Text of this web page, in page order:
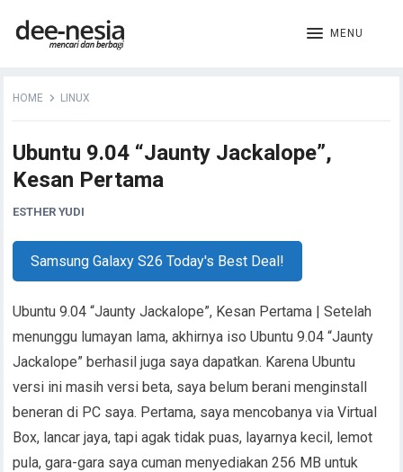
MENU
HOME LINUX
Ubuntu 9.04 “Jaunty Jackalope”,
Kesan Pertama
ESTHER YUDI
Samsung Galaxy S26 Today's Best Deal!
Ubuntu 9.04 “Jaunty Jackalope”, Kesan Pertama | Setelah
menunggu lumayan lama, akhirnya iso Ubuntu 9.04 “Jaunty
Jackalope” berhasil juga saya dapatkan. Karena Ubuntu
versi ini masih versi beta, saya belum berani menginstall
beneran di PC saya. Pertama, saya mencobanya via Virtual
Box, lancar jaya, tapi agak tidak puas, layarnya kecil, lemot
pula, gara-gara saya cuman menyediakan 256 MB untuk